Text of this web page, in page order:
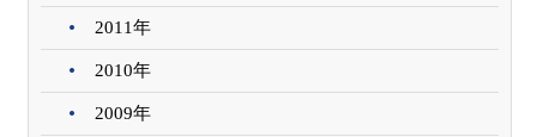
2011年
2010年
2009年